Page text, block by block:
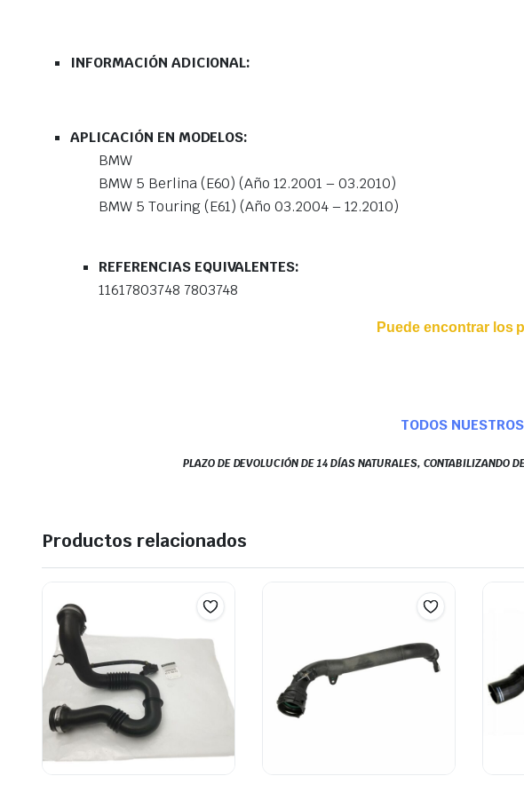
INFORMACIÓN ADICIONAL:
APLICACIÓN EN MODELOS:
BMW
BMW 5 Berlina (E60) (Año 12.2001 – 03.2010)
BMW 5 Touring (E61) (Año 03.2004 – 12.2010)
REFERENCIAS EQUIVALENTES:
11617803748 7803748
Puede encontrar los
TODOS
PLAZO DE DEVOLUCIÓN DE 14 DÍAS NATURALES, CONTABILIZANDO
Productos relacionados